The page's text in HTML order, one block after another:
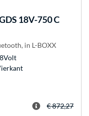
18V-750 C
in L-BOXX
€ 872,27